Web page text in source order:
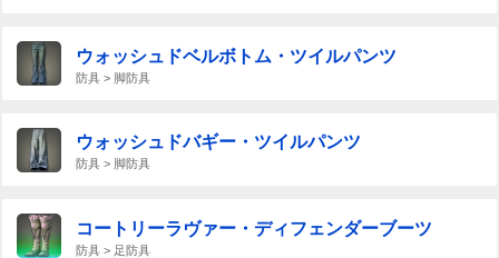
ウォッシュドベルボトム・ツイルパンツ
防具 > 脚防具
ウォッシュドバギー・ツイルパンツ
防具 > 脚防具
コートリーラヴァー・ディフェンダーブーツ
防具 > 足防具